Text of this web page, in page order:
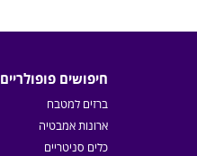
חיפושים פופולריים
ברזים למטבח
ארונות אמבטיה
כלים סניטריים